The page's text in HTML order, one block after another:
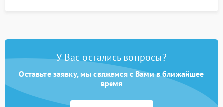
У Вас остались вопросы?
Оставьте заявку, мы свяжемся с Вами в ближайшее
время